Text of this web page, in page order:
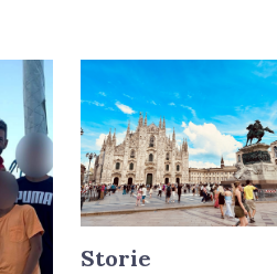
Storie